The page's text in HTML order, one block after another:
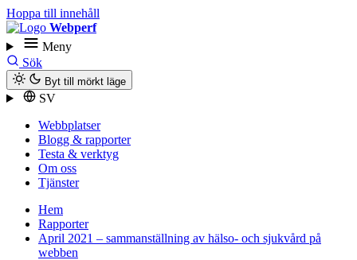
Hoppa till innehåll
Webperf
Meny
Sök
Byt till mörkt läge
SV
Webbplatser
Blogg & rapporter
Testa & verktyg
Om oss
Tjänster
Hem
Rapporter
April 2021 – sammanställning av hälso- och sjukvård på
webben